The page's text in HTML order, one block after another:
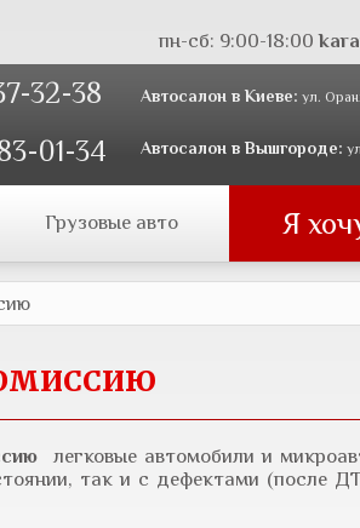
пн-сб: 9:00-18:00
32-38
01-34
Автосалон в Киеве: ул.
Автосалон в Вышгороде:
Грузовые авто Я
легковые автомобили и
так и с дефектами (после